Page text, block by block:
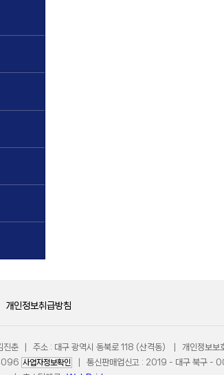
개인정보취급방침
춘 | 주소 : 대구 광역시 동북로 118 (산격동) | 개인정보보
사업자정보확인
| 통신판매업신고 : 2019 - 대구 북